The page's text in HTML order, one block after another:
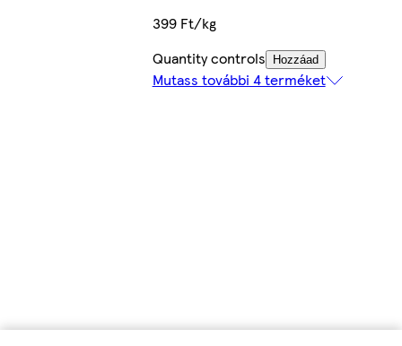
399 Ft/kg
Quantity controls
Hozzáad
Mutass további 4 terméket